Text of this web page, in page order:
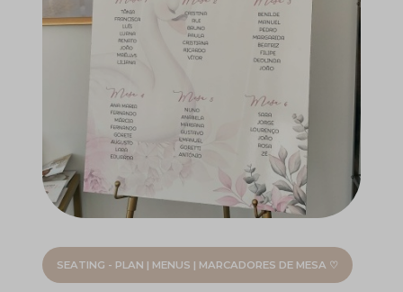
SEATING - PLAN | MENUS | MARCADORES DE MESA ♡